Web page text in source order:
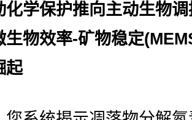
化学保护推向主动生物
生物效率-矿物稳定
起